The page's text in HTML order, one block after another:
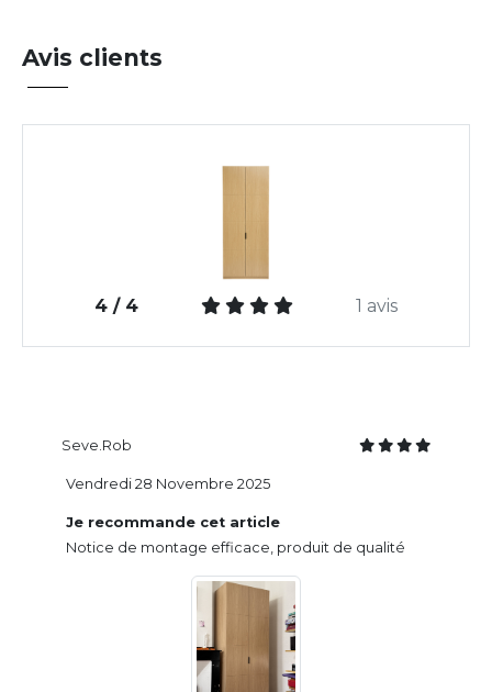
Avis clients
4 / 4 1 avis
Seve.Rob
Je recommande cet article
Notice de montage efficace, produit de qualité
Vendredi 28 Novembre 2025